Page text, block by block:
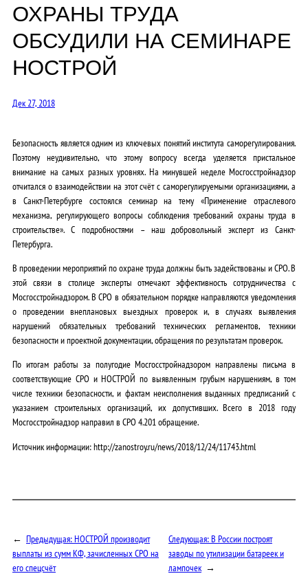
ОХРАНЫ ТРУДА
ОБСУДИЛИ НА СЕМИНАРЕ
НОСТРОЙ
Дек 27, 2018
Безопасность является одним из ключевых понятий института саморегулирования.
Поэтому неудивительно, что этому вопросу всегда уделяется пристальное
внимание на самых разных уровнях. На минувшей неделе Мосгосстройнадзор
отчитался о взаимодействии на этот счёт с саморегулируемыми организациями, а
в Санкт-Петербурге состоялся семинар на тему «Применение отраслевого
механизма, регулирующего вопросы соблюдения требований охраны труда в
строительстве». С подробностями – наш добровольный эксперт из Санкт-
Петербурга.
В проведении мероприятий по охране труда должны быть задействованы и СРО. В
этой связи в столице эксперты отмечают эффективность сотрудничества с
Мосгосстройнадзором. В СРО в обязательном порядке направляются уведомления
о проведении внеплановых выездных проверок и, в случаях выявления
нарушений обязательных требований технических регламентов, техники
безопасности и проектной документации, обращения по результатам проверок.
По итогам работы за полугодие Мосгосстройнадзором направлены письма в
соответствующие СРО и НОСТРОЙ по выявленным грубым нарушениям, в том
числе техники безопасности, и фактам неисполнения выданных предписаний с
указанием строительных организаций, их допустивших. Всего в 2018 году
Мосгосстройнадзор направил в СРО 4.201 обращение.
Источник информации: http://zanostroy.ru/news/2018/12/24/11743.html
← Предыдущая:НОСТРОЙ производит
выплаты из сумм КФ, зачисленных СРО на
его спецсчёт
Следующая:В России построят
заводы по утилизации батареек и
лампочек →